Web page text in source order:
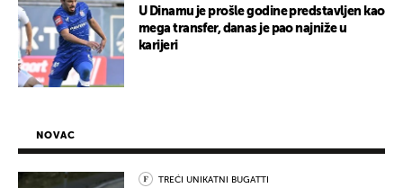
U Dinamu je prošle godine predstavljen kao
mega transfer, danas je pao najniže u
karijeri
NOVAC
TREĆI UNIKATNI BUGATTI